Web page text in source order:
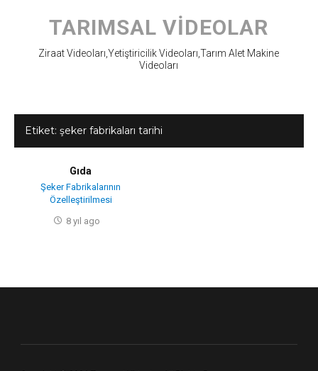
content
TARIMSAL VIDEOLAR
Ziraat Videoları,Yetiştiricilik Videoları,Tarım Alet Makine
Videoları
Etiket: şeker fabrikaları tarihi
Gıda
Şeker Fabrikalarının
Özelleştirilmesi
8 yıl ago